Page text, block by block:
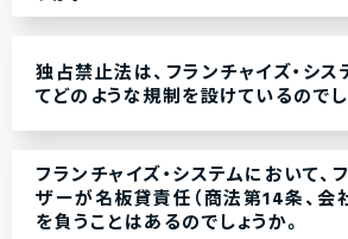
独占禁止法は、フランチャイズ・シ
てどのような規制を設けているのでし
フランチャイズ・システムにおいて、
ザーが名板貸責任（商法第14条、会
を負うことはあるのでしょうか。